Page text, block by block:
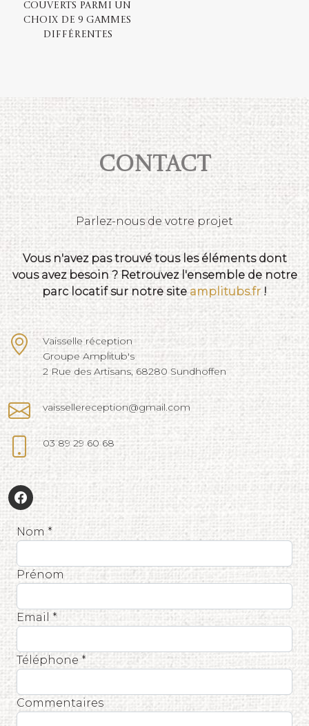
Couverts parmi un
choix de 9 gammes
différentes
Contact
Parlez-nous de votre projet
Vous n'avez pas trouvé tous les éléments dont
vous avez besoin ? Retrouvez l'ensemble de notre
parc locatif sur notre site amplitubs.fr !
Vaisselle réception
Groupe Amplitub's
2 Rue des Artisans, 68280 Sundhoffen
vaissellereception@gmail.com
03 89 29 60 68
Nom *
Prénom
Email *
Téléphone *
Commentaires